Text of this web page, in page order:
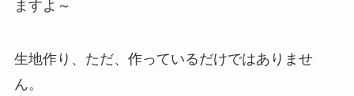
ますよ～
生地作り、ただ、作っているだけではありませ
ん。